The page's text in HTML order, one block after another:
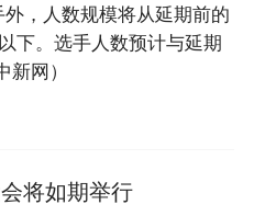
，人数规模将从延期前的
下。选手人数预计与延期
网）
将如期举行